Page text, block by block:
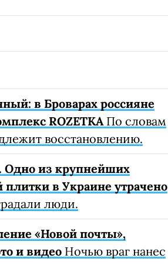
в Броварах россияне
ROZETKAПо словам
восстановлению.
Одно из крупнейших
в Украине утрачено
люди.
«Новой почты»,
и видео Ночью враг нанес